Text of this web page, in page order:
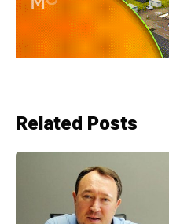
Related Posts